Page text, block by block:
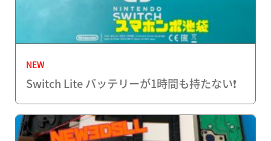
NEW
Switch Lite バッテリーが1時間も持たない❗️